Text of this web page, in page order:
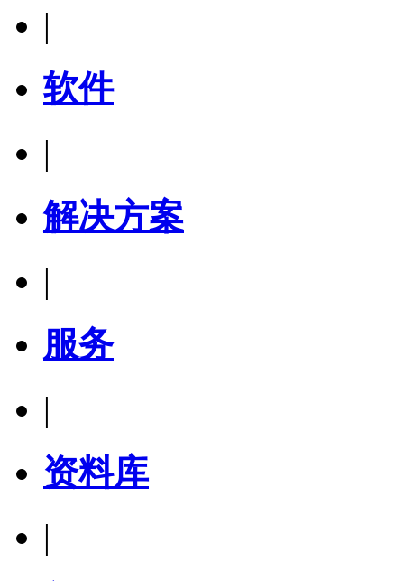
|
软件
|
解决方案
|
服务
|
资料库
|